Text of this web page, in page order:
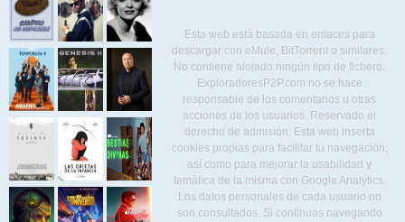
Esta web está basada en enlaces para
descargar con eMule, BitTorrent o similares.
No contiene alojado ningún tipo de fichero.
ExploradoresP2P.com no se hace
responsable de los comentarios u otras
acciones de los usuarios. Reservado el
derecho de admisión. Esta web inserta
cookies propias para facilitar tu navegación,
así como para mejorar la usabilidad y
temática de la misma con Google Analytics.
Los datos personales de cada usuario no
son consultados. Si continuas navegando